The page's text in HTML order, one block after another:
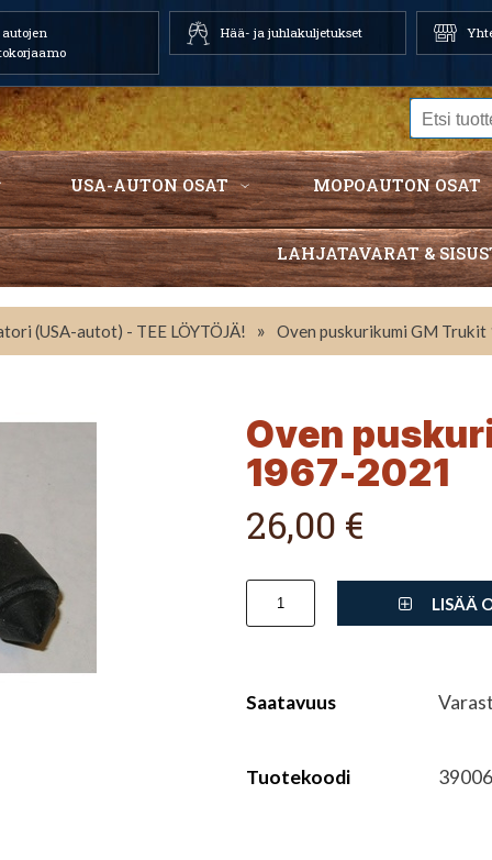
autojen
Hää- ja juhlakuljetukset
USA-AUTON OSAT MOPOAUTON OSAT
LAHJATAVARAT &
(USA-autot) - TEE LÖYTÖJÄ! » Oven puskurikumi GM
Oven
1967-2021
26,00 €
LISÄÄ
Saatavuus
Tuotekoodi